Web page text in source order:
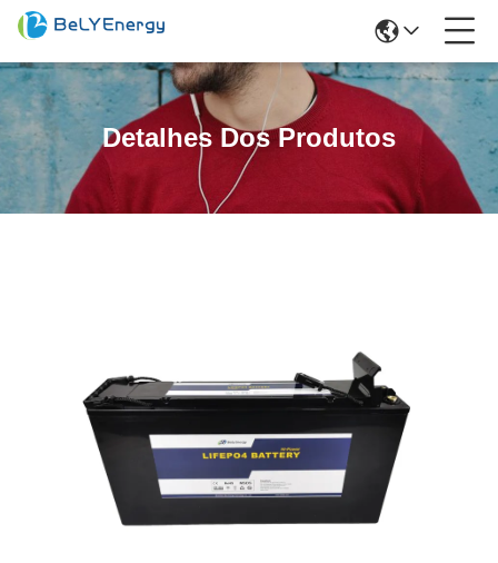
Detalhes Dos Produtos